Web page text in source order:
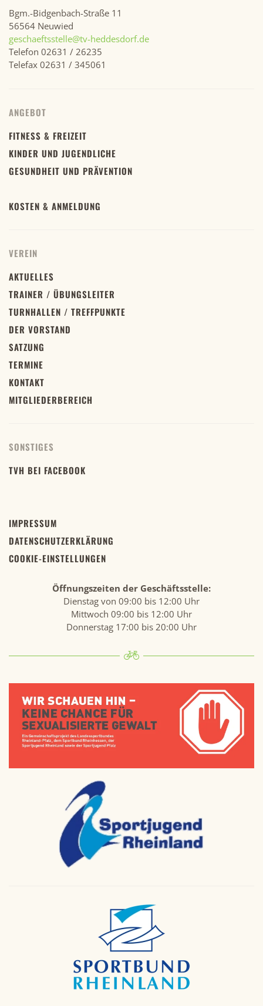
Bgm.-Bidgenbach-Straße 11
56564 Neuwied
geschaeftsstelle@tv-heddesdorf.de
Telefon 02631 / 26235
Telefax 02631 / 345061
ANGEBOT
FITNESS & FREIZEIT
KINDER UND JUGENDLICHE
GESUNDHEIT UND PRÄVENTION
KOSTEN & ANMELDUNG
VEREIN
AKTUELLES
TRAINER / ÜBUNGSLEITER
TURNHALLEN / TREFFPUNKTE
DER VORSTAND
SATZUNG
TERMINE
KONTAKT
MITGLIEDERBEREICH
SONSTIGES
TVH BEI FACEBOOK
IMPRESSUM
DATENSCHUTZERKLÄRUNG
COOKIE-EINSTELLUNGEN
Öffnungszeiten der Geschäftsstelle:
Dienstag von 09:00 bis 12:00 Uhr
Mittwoch 09:00 bis 12:00 Uhr
Donnerstag 17:00 bis 20:00 Uhr